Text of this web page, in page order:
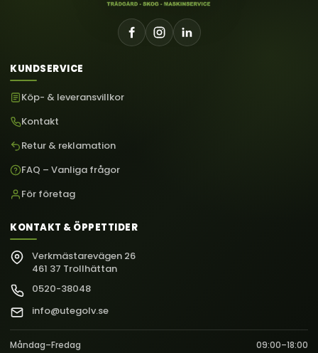
KUNDSERVICE
Köp- & leveransvillkor
Kontakt
Retur & reklamation
FAQ – Vanliga frågor
För företag
KONTAKT & ÖPPETTIDER
Verkmästarevägen 26
461 37 Trollhättan
0520-38048
info@utegolv.se
Måndag–Fredag
09:00–18:00